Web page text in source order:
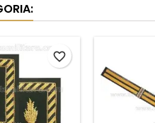
favorite_border